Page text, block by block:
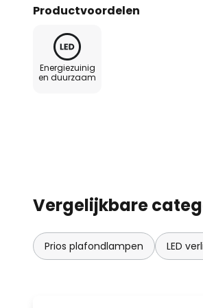
Productvoordelen
Energiezuinig
en duurzaam
Vergelijkbare
Prios plafondlampen LED